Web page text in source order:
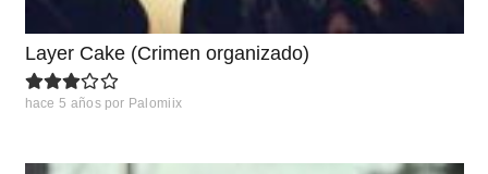
Layer Cake (Crimen organizado)
hace 5 años por Palomiix